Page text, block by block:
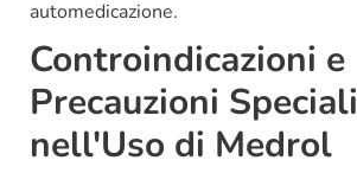
automedicazione.
Controindicazioni e
Precauzioni Speciali
nell'Uso di Medrol